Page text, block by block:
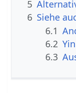
5
6 Siehe
6.1
6.2
6.3